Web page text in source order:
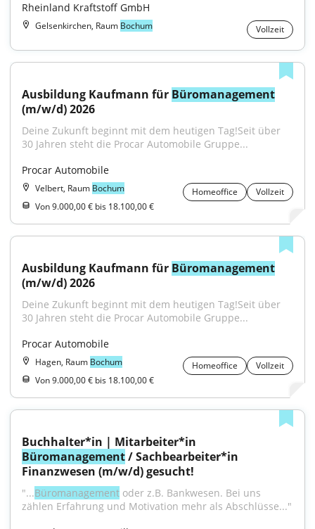
Rheinland Kraftstoff GmbH
Gelsenkirchen, Raum Bochum Vollzeit
Ausbildung Kaufmann für Büromanagement
(m/w/d) 2026
Deine Zukunft beginnt mit dem heutigen Tag!Seit über
30 Jahren steht die Procar Automobile Gruppe...
Procar Automobile
Velbert, Raum Bochum Homeoffice
Vollzeit
Von 9.000,00 € bis 18.100,00 €
Ausbildung Kaufmann für Büromanagement
(m/w/d) 2026
Deine Zukunft beginnt mit dem heutigen Tag!Seit über
30 Jahren steht die Procar Automobile Gruppe...
Procar Automobile
Hagen, Raum Bochum Homeoffice
Vollzeit
Von 9.000,00 € bis 18.100,00 €
Büromanagement / Sachbearbeiter*in
Finanzwesen (m/w/d) gesucht!
"...Büromanagement oder z.B. Bankwesen. Bei uns
zählen Erfahrung und Motivation mehr als Abschlüsse..."